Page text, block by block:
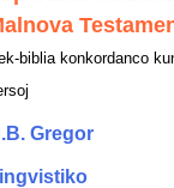
biblia konkordanco
Gregor